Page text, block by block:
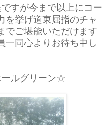
すが今まで以上にコー
を挙げ道東屈指のチャ
でご堪能いただけます
一同心よりお待ち申し
ルグリーン☆